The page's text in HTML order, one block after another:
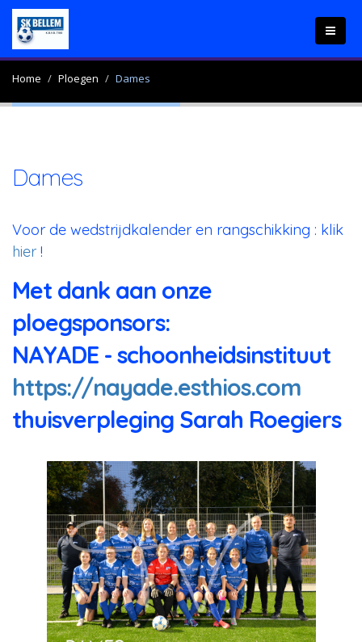
Home Ploegen Dames
Dames
Voor de wedstrijdkalender en rangschikking : klik
hier !
Met dank aan onze
ploegsponsors:
NAYADE - schoonheidsinstituut
https://nayade.esthios.com
thuisverpleging Sarah Roegiers